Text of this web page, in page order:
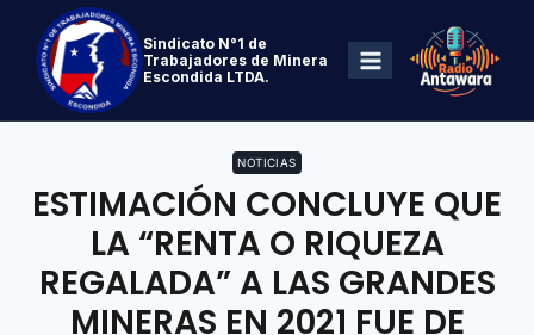
Sindicato N°1 de
Trabajadores de Minera
Escondida LTDA.
NOTICIAS
ESTIMACIÓN CONCLUYE QUE
LA “RENTA O RIQUEZA
REGALADA” A LAS GRANDES
MINERAS EN 2021 FUE DE